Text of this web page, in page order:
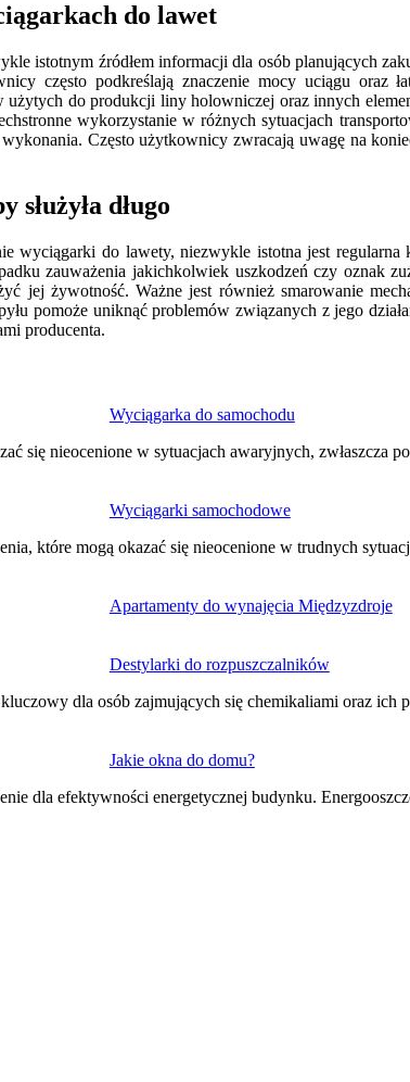
do lawet
istotnym źródłem informacji dla osób planujących
często podkreślają znaczenie mocy uciągu oraz
użytych do produkcji liny holowniczej oraz innych
wykorzystanie w różnych sytuacjach
Często użytkownicy zwracają uwagę na
długo
wyciągarki do lawety, niezwykle istotna jest
zauważenia jakichkolwiek uszkodzeń czy oznak
jej żywotność. Ważne jest również smarowanie
pomoże uniknąć problemów związanych z jego
producenta.
Wyciągarka do samochodu
się nieocenione w sytuacjach awaryjnych, zwłaszcza
Wyciągarki samochodowe
które mogą okazać się nieocenione w trudnych
Apartamenty do wynajęcia Międzyzdroje
Destylarki do rozpuszczalników
dla osób zajmujących się chemikaliami oraz ich
Jakie okna do domu?
dla efektywności energetycznej budynku.